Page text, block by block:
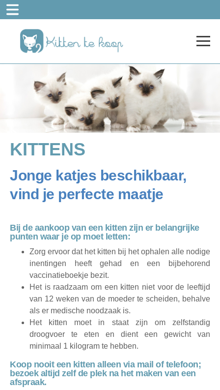
KITTENS
Jonge katjes beschikbaar,
vind je perfecte maatje
Bij de aankoop van een kitten zijn er belangrijke
punten waar je op moet letten:
Zorg ervoor dat het kitten bij het ophalen alle nodige
inentingen heeft gehad en een bijbehorend
vaccinatieboekje bezit.
Het is raadzaam om een kitten niet voor de leeftijd
van 12 weken van de moeder te scheiden, behalve
als er medische noodzaak is.
Het kitten moet in staat zijn om zelfstandig
droogvoer te eten en dient een gewicht van
minimaal 1 kilogram te hebben.
Koop nooit een kitten alleen via mail of telefoon;
bezoek altijd zelf de plek na het maken van een
afspraak.